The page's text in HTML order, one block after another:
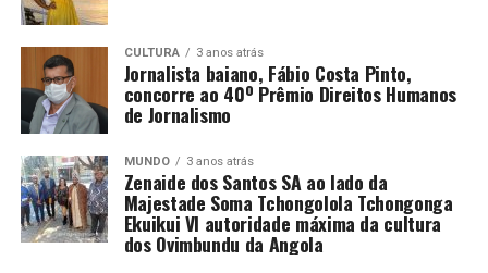
CULTURA 3 anos atrás
Jornalista baiano, Fábio Costa Pinto,
concorre ao 40º Prêmio Direitos Humanos
de Jornalismo
MUNDO 3 anos atrás
Zenaide dos Santos SA ao lado da
Majestade Soma Tchongolola Tchongonga
Ekuikui VI autoridade máxima da cultura
dos Ovimbundu da Angola